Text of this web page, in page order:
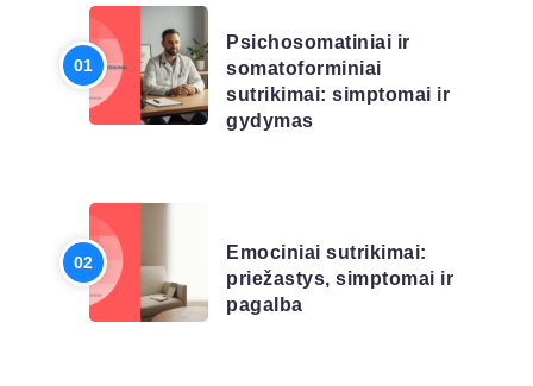
Psichosomatiniai ir
somatoforminiai
sutrikimai: simptomai ir
gydymas
Emociniai sutrikimai:
priežastys, simptomai ir
pagalba